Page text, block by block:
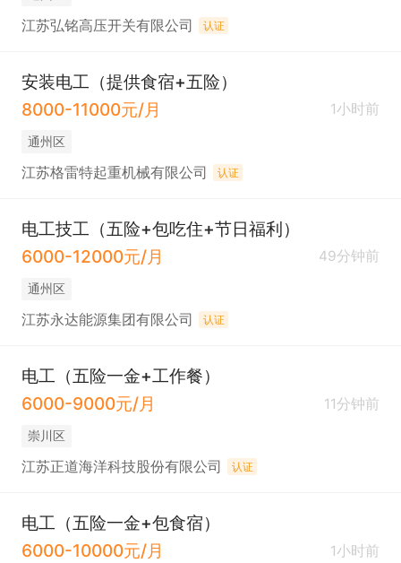
江苏弘铭高压开关有限公司 认证
安装电工（提供食宿+五险）
8000-11000元/月
1小时前
通州区
江苏格雷特起重机械有限公司 认证
电工技工（五险+包吃住+节日福利）
6000-12000元/月
49分钟前
通州区
江苏永达能源集团有限公司 认证
电工（五险一金+工作餐）
6000-9000元/月
11分钟前
崇川区
江苏正道海洋科技股份有限公司 认证
电工（五险一金+包食宿）
6000-10000元/月
1小时前